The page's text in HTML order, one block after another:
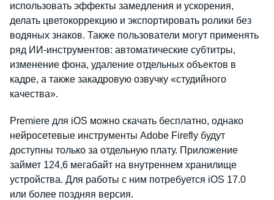
использовать эффекты замедления и ускорения,
делать цветокоррекцию и экспортировать ролики без
водяных знаков. Также пользователи могут применять
ряд ИИ-инструментов: автоматические субтитры,
изменение фона, удаление отдельных объектов в
кадре, а также закадровую озвучку «студийного
качества».
Premiere для iOS можно скачать бесплатно, однако
нейросетевые инструменты Adobe Firefly будут
доступны только за отдельную плату. Приложение
займет 124,6 мегабайт на внутреннем хранилище
устройства. Для работы с ним потребуется iOS 17.0
или более поздняя версия.